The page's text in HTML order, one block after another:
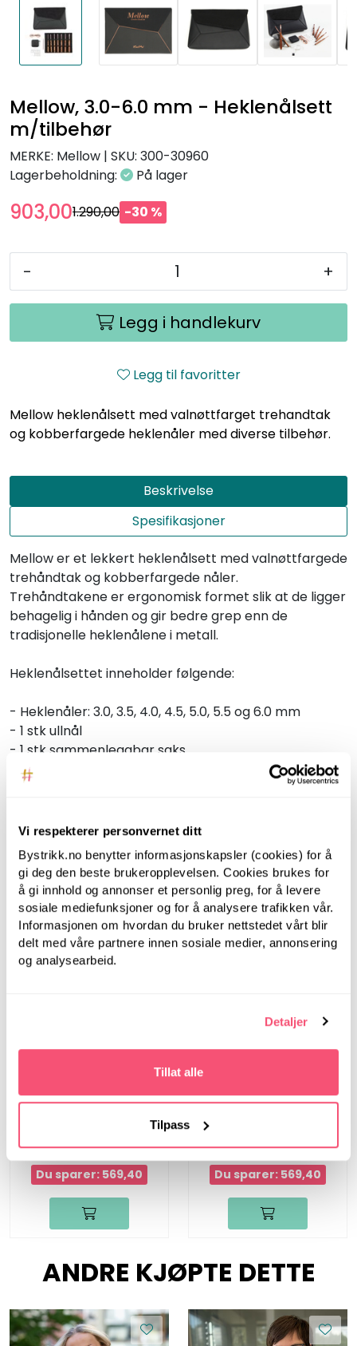
Vi respekterer personvernet ditt
Bystrikk.no benytter informasjonskapsler (cookies) for å
gi deg den beste brukeropplevelsen. Cookies brukes for
å gi innhold og annonser et personlig preg, for å levere
sosiale mediefunksjoner og for å analysere trafikken vår.
Informasjonen om hvordan du bruker nettstedet vårt blir
delt med våre partnere innen sosiale medier, annonsering
og analysearbeid.
Detaljer
Tillat alle
Tilpass
Mellow, 3.0-6.0 mm - Heklenålsett
m/tilbehør
MERKE: Mellow | SKU: 300-30960
Lagerbeholdning:
På lager
903,001.290,00 -30 %
- +
Legg i handlekurv
Legg til favoritter
Mellow heklenålsett med valnøttfarget trehandtak
og kobberfargede heklenåler med diverse tilbehør.
Beskrivelse
Spesifikasjoner
Mellow er et lekkert heklenålsett med valnøttfargede
trehåndtak og kobberfargede nåler.
Trehåndtakene er ergonomisk formet slik at de ligger
behagelig i hånden og gir bedre grep enn de
tradisjonelle heklenålene i metall.
Heklenålsettet inneholder følgende:
- Heklenåler: 3.0, 3.5, 4.0, 4.5, 5.0, 5.5 og 6.0 mm
- 1 stk ullnål
- 1 stk sammenleggbar saks
- 1 stk målebånd
- 10 stk metall maskemarkører
ANBEFALT FOR DEG
utskiftbare pinner
1.328,60
Du sparer: 569,40
Ginger Rød, 3.5-12.0
mm - Deluxesett
1.328,60
Du sparer: 569,40
ANDRE KJØPTE DETTE